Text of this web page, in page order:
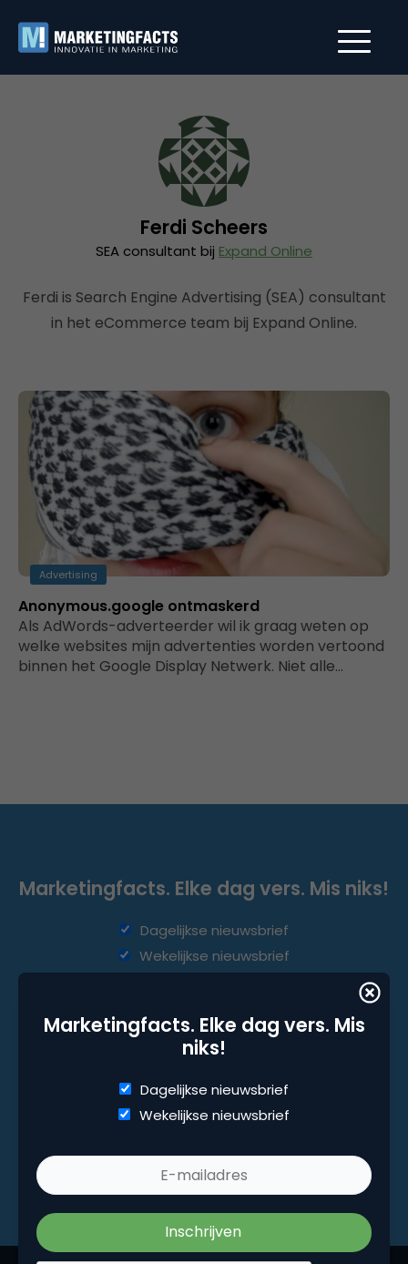
Ferdi Scheers
SEA consultant bij Expand Online
Ferdi is Search Engine Advertising (SEA) consultant
in het eCommerce team bij Expand Online.
Advertising
Anonymous.google ontmaskerd
Als AdWords-adverteerder wil ik graag weten op
welke websites mijn advertenties worden vertoond
binnen het Google Display Netwerk. Niet alle…
Marketingfacts. Elke dag vers. Mis
niks!
Dagelijkse nieuwsbrief
Wekelijkse nieuwsbrief
Marketingfacts. Elke dag vers. Mis niks!
Dagelijkse nieuwsbrief
Wekelijkse nieuwsbrief